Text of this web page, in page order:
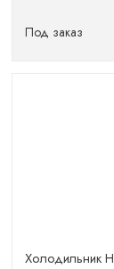
Под заказ
Холодильник